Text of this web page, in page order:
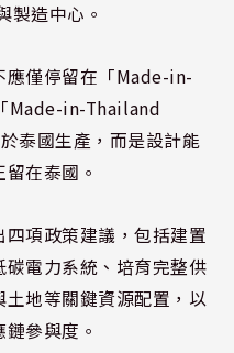
製造中心。
應僅停留在「Made-in-
Made-in-Thailand
泰國生產，而是設計能
在泰國。
項政策建議，包括建置
電力系統、培育完整供
地等關鍵資源配置，以
參與度。